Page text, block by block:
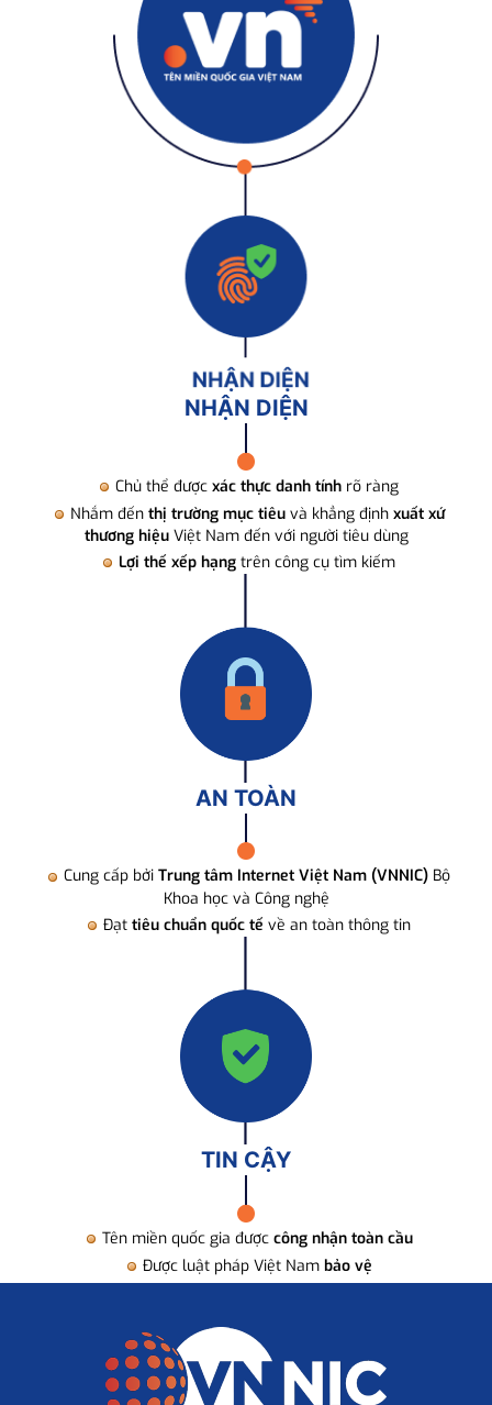
NHẬN DIỆN
Chủ thể được xác thực danh tính rõ ràng
Nhắm đến thị trường mục tiêuvà khẳng định xuất xứ
thương hiệuViệt Nam đến với người tiêu dùng
Lợi thế xếp hạng trên công cụ tìm kiếm
AN TOÀN
Cung cấp bởi Trung tâm Internet Việt Nam (VNNIC) Bộ
Khoa học và Công nghệ
Đạt tiêu chuẩn quốc tế về an toàn thông tin
TIN CẬY
Tên miền quốc gia được công nhận toàn cầu
Được luật pháp Việt Nam bảo vệ